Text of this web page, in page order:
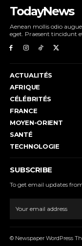
TodayNews
Aenean mollis odio
eget. Praesent tincidunt
ACTUALITÉS
AFRIQUE
CÉLÉBRITÉS
FRANCE
MOYEN-ORIENT
SANTÉ
TECHNOLOGIE
SUBSCRIBE
To get email updates
© Newspaper WordPress